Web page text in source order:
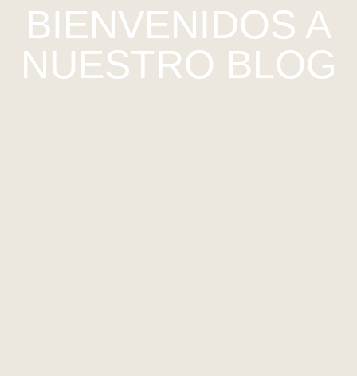
BIENVENIDOS A
NUESTRO BLOG